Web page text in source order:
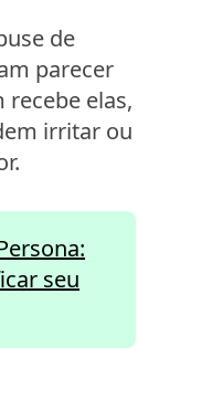
de
parecer
recebe elas,
irritar ou
seu